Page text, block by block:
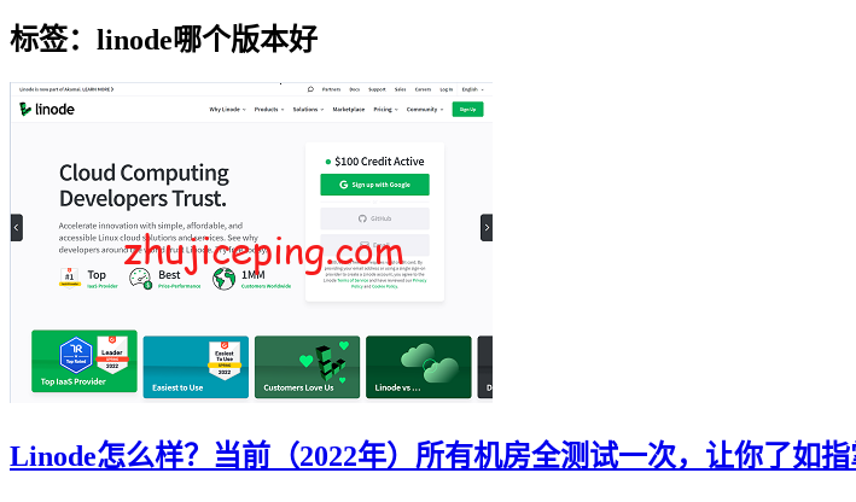
标签：linode哪个版本好
Linode怎么样？当前（2022年）所有机房全测试一次，让你了如指